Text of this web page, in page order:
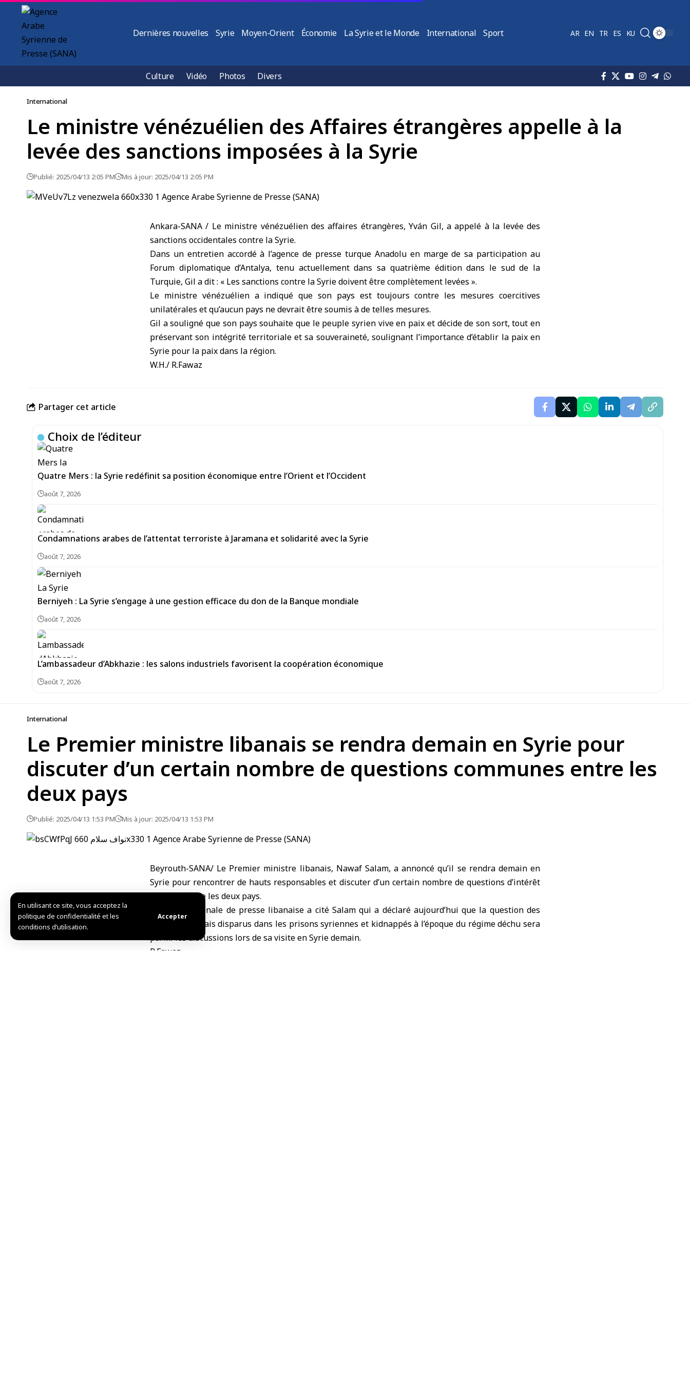
En utilisant ce site, vous acceptez la
politique de confidentialité et les
conditions d’utilisation.
Accepter
Dernières nouvelles Syrie Moyen-Orient Économie La Syrie et le Monde International Sport AR EN TR ES KU
Culture Vidéo Photos Divers
International
Le ministre vénézuélien des Affaires étrangères appelle à la
levée des sanctions imposées à la Syrie
Publié: 2025/04/13 2:05 PM Mis à jour: 2025/04/13 2:05 PM
Ankara-SANA / Le ministre vénézuélien des affaires étrangères, Yván Gil, a appelé à la levée des
sanctions occidentales contre la Syrie.
Dans un entretien accordé à l’agence de presse turque Anadolu en marge de sa participation au
Forum diplomatique d’Antalya, tenu actuellement dans sa quatrième édition dans le sud de la
Turquie, Gil a dit : « Les sanctions contre la Syrie doivent être complètement levées ».
Le ministre vénézuélien a indiqué que son pays est toujours contre les mesures coercitives
unilatérales et qu’aucun pays ne devrait être soumis à de telles mesures.
Gil a souligné que son pays souhaite que le peuple syrien vive en paix et décide de son sort, tout en
préservant son intégrité territoriale et sa souveraineté, soulignant l’importance d’établir la paix en
Syrie pour la paix dans la région.
W.H./ R.Fawaz
Partager cet article
Choix de l’éditeur
Quatre Mers : la Syrie redéfinit sa position économique entre l’Orient et l’Occident
août 7, 2026
Condamnations arabes de l’attentat terroriste à Jaramana et solidarité avec la Syrie
août 7, 2026
Berniyeh : La Syrie s’engage à une gestion efficace du don de la Banque mondiale
août 7, 2026
L’ambassadeur d’Abkhazie : les salons industriels favorisent la coopération économique
août 7, 2026
International
Le Premier ministre libanais se rendra demain en Syrie pour
discuter d’un certain nombre de questions communes entre les
deux pays
Publié: 2025/04/13 1:53 PM Mis à jour: 2025/04/13 1:53 PM
Beyrouth-SANA/ Le Premier ministre libanais, Nawaf Salam, a annoncé qu’il se rendra demain en
Syrie pour rencontrer de hauts responsables et discuter d’un certain nombre de questions d’intérêt
commun entre les deux pays.
L’Agence nationale de presse libanaise a cité Salam qui a déclaré aujourd’hui que la question des
citoyens libanais disparus dans les prisons syriennes et kidnappés à l’époque du régime déchu sera
parmi les discussions lors de sa visite en Syrie demain.
R.Fawaz